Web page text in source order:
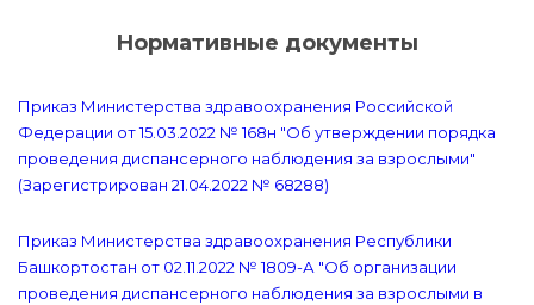
Нормативные документы
Приказ Министерства здравоохранения Российской
Федерации от 15.03.2022 № 168н "Об утверждении порядка
проведения диспансерного наблюдения за взрослыми"
(Зарегистрирован 21.04.2022 № 68288)
Приказ Министерства здравоохранения Республики
Башкортостан от 02.11.2022 № 1809-А "Об организации
проведения диспансерного наблюдения за взрослыми в